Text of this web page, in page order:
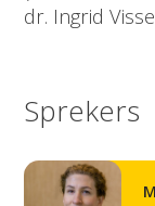
dr. Ingrid
Sprekers